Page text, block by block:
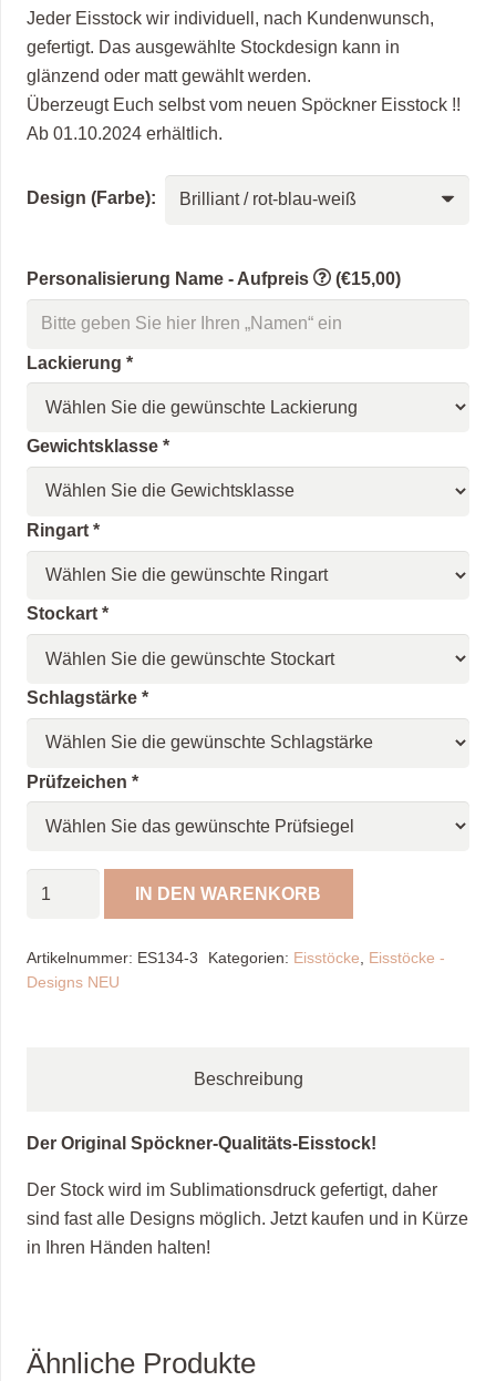
Jeder Eisstock wir individuell, nach Kundenwunsch,
gefertigt. Das ausgewählte Stockdesign kann in
glänzend oder matt gewählt werden.
Überzeugt Euch selbst vom neuen Spöckner Eisstock !!
Ab 01.10.2024 erhältlich.
Design (Farbe):
Personalisierung Name - Aufpreis (€15,00)
Lackierung *
Gewichtsklasse *
Ringart *
Stockart *
Schlagstärke *
Prüfzeichen *
"NEU"
Menge
IN DEN WARENKORB
Artikelnummer: ES134-3 Kategorien: Eisstöcke
Eisstöcke -
Designs NEU
Beschreibung
Der Original Spöckner-Qualitäts-Eisstock!
Der Stock wird im Sublimationsdruck gefertigt, daher
sind fast alle Designs möglich. Jetzt kaufen und in Kürze
in Ihren Händen halten!
Ähnliche Produkte